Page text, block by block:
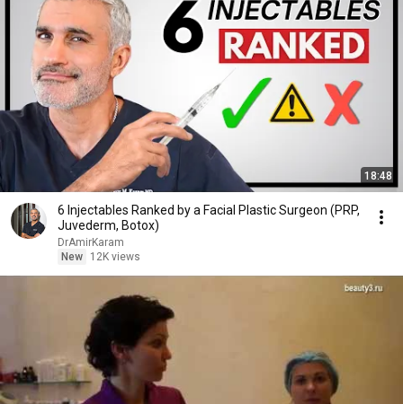
18:48
6 Injectables Ranked by a Facial Plastic Surgeon (PRP,
Juvederm, Botox)
DrAmirKaram
New
12K views